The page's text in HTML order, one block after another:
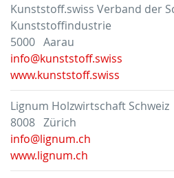
Kunststoff.swiss Verband der
Kunststoffindustrie
5000 Aarau
info@kunststoff.swiss
www.kunststoff.swiss
Lignum Holzwirtschaft Schweiz
8008 Zürich
info@lignum.ch
www.lignum.ch